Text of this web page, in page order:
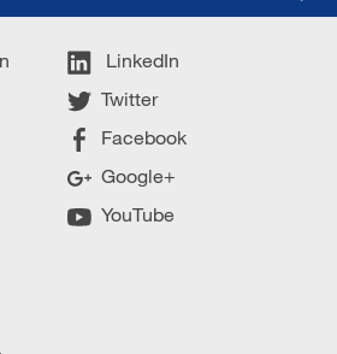
LinkedIn
Twitter
Facebook
Google+
YouTube